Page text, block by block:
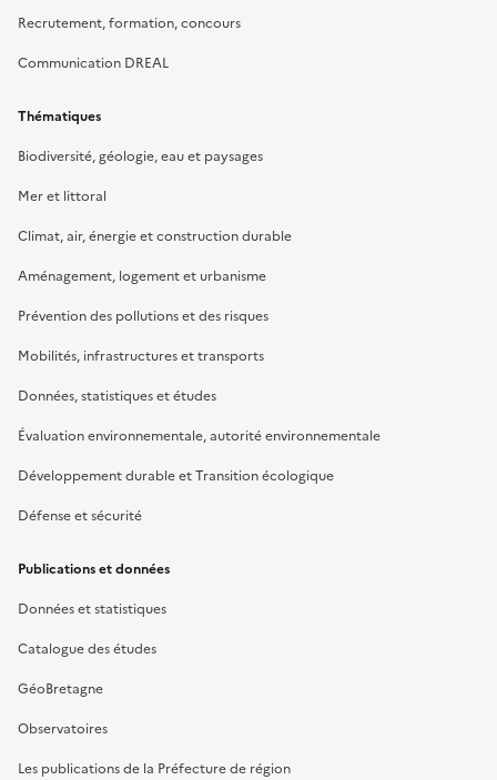
Recrutement, formation, concours
Communication DREAL
Thématiques
Biodiversité, géologie, eau et paysages
Mer et littoral
Climat, air, énergie et construction durable
Aménagement, logement et urbanisme
Prévention des pollutions et des risques
Mobilités, infrastructures et transports
Données, statistiques et études
Évaluation environnementale, autorité environnementale
Développement durable et Transition écologique
Défense et sécurité
Publications et données
Données et statistiques
Catalogue des études
GéoBretagne
Observatoires
Les publications de la Préfecture de région